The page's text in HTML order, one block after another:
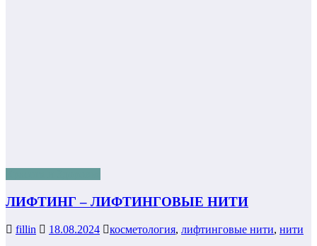
ЛИФТИНГ – ЛИФТИНГОВЫЕ НИТИ
fillin 18.08.2024 косметология, лифтинговые нити, нити